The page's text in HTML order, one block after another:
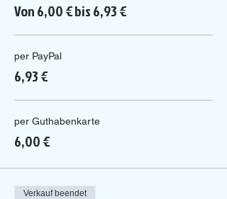
Von 6,00 € bis 6,93 €
per PayPal
6,93 €
per Guthabenkarte
6,00 €
Verkauf beendet